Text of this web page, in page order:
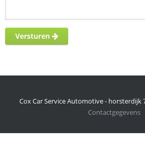
Versturen
Cox Car Service Automotive - horsterdijk
Contactgegevens